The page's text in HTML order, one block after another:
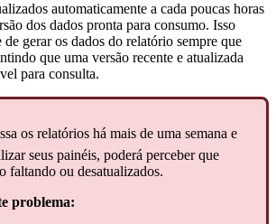
automaticamente a cada poucas horas
ão dos dados pronta para consumo. Isso
de gerar os dados do relatório sempre que
que uma versão recente e atualizada
vel para consulta.
os relatórios há mais de uma semana e
seus painéis, poderá perceber que
o faltando ou desatualizados.
problema: